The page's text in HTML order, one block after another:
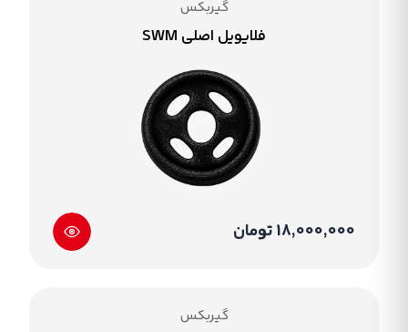
گیربکس
فلایویل اصلی SWM
18,000,000 تومان
گیربکس